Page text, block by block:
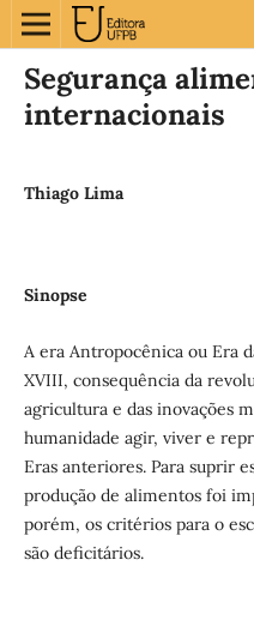
Segurança
internacionais
Thiago Lima
Sinopse
A era Antropocênica ou Era
XVIII, consequência da
agricultura e das inovações
humanidade agir, viver e
Eras anteriores. Para suprir
produção de alimentos foi
porém, os critérios para o
são deficitários.